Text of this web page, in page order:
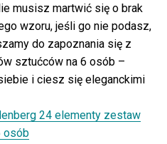
musisz martwić się o brak
wzoru, jeśli go nie podasz,
do zapoznania się z
sztućców na 6 osób –
i ciesz się eleganckimi
24 elementy zestaw
osób